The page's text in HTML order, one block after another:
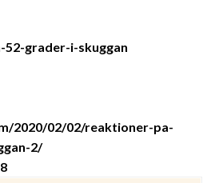
grader-i-skuggan
2020/02/02/reaktioner-pa-
2/